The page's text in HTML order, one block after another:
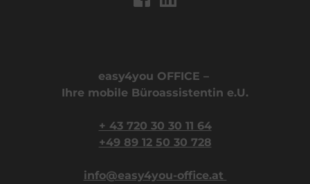
easy4you OFFICE –
Ihre mobile Büroassistentin e.U.
+ 43 720 30 30 11 64
+49 89 12 50 30 728
info@easy4you-office.at